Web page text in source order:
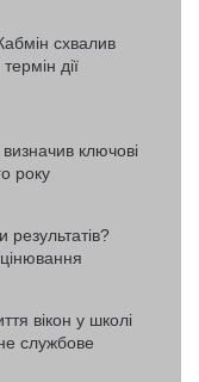
схвалив
дії
ключові
року
вікон у школі
службове